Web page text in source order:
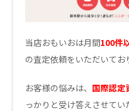
当店おもいおは月間100件
の査定依頼をいただいてお
お客様の悩みは、 国際認定
っかりと受け答えさせてい